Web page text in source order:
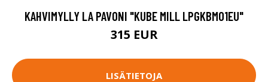
KAHVIMYLLY LA PAVONI "KUBE MILL LPGKBM01EU"
315 EUR
LISÄTIETOJA